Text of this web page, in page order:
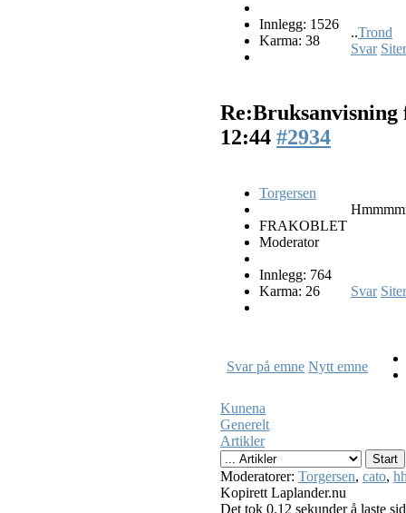
Innlegg: 1526
Karma: 38
..Trond
Svar Siter
12:44 #2934
Torgersen
FRAKOBLET
Moderator
Innlegg: 764
Karma: 26
Svar Siter
Svar på emne Nytt emne
Kunena
Generelt
Artikler
Moderatorer: Torgersen, cato,
Kopirett Laplander.nu
Det tok 0.12 sekunder å laste